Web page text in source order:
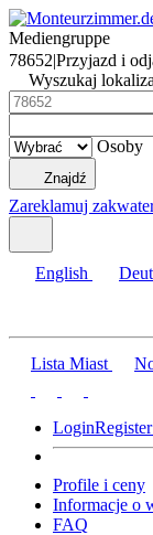
Mediengruppe
78652|Przyjazd i
Wyszukaj
Osoby
Znajdź
Zareklamuj
English
Lista Miast
Login
Profile i ceny
Informacje o
FAQ